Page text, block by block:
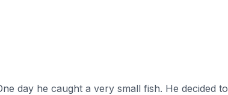
day he caught a very small fish. He decided to